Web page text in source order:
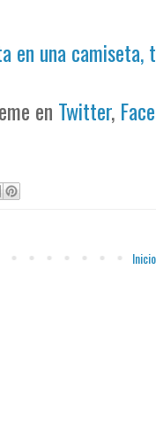
en una camiseta,
en Twitter,
Inicio